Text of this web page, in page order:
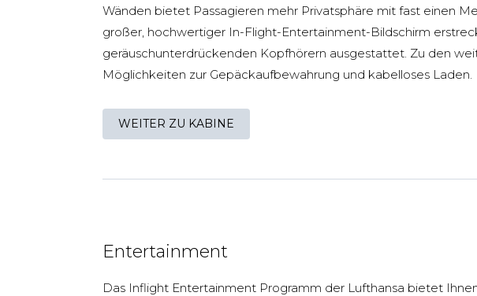
Wänden bietet Passagieren mehr Privatsphäre mit fast einen
großer, hochwertiger In-Flight-Entertainment-Bildschirm
geräuschunterdrückenden Kopfhörern ausgestattet. Zu den
Möglichkeiten zur Gepäckaufbewahrung und kabelloses Laden.
WEITER ZU KABINE
Entertainment
Das Inflight Entertainment Programm der Lufthansa bietet